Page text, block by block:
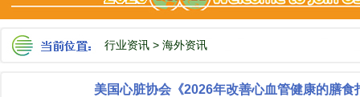
行业资讯 > 海外资讯
美国心脏协会《2026年改善心血管健康的膳